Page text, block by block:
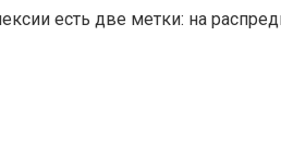
есть две метки: на